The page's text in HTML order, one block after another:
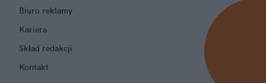
Biuro reklamy
Kariera
Skład redakcji
Kontakt